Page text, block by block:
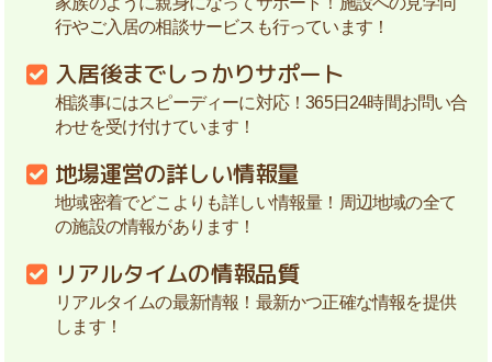
行やご入居の相談サービスも行っています！
入居後までしっかりサポート
相談事にはスピーディーに対応！365日24時間お問い合
わせを受け付けています！
地場運営の詳しい情報量
地域密着でどこよりも詳しい情報量！周辺地域の全て
の施設の情報があります！
リアルタイムの情報品質
リアルタイムの最新情報！最新かつ正確な情報を提供
します！